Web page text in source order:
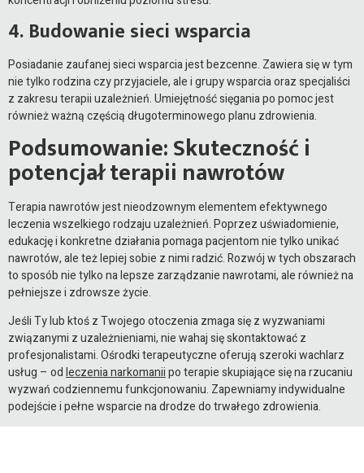
4. Budowanie sieci wsparcia
Posiadanie zaufanej sieci wsparcia jest bezcenne. Zawiera się w tym
nie tylko rodzina czy przyjaciele, ale i grupy wsparcia oraz specjaliści
z zakresu terapii uzależnień. Umiejętność sięgania po pomoc jest
również ważną częścią długoterminowego planu zdrowienia.
Podsumowanie: Skuteczność i
potencjał terapii nawrotów
Terapia nawrotów jest nieodzownym elementem efektywnego
leczenia wszelkiego rodzaju uzależnień. Poprzez uświadomienie,
edukację i konkretne działania pomaga pacjentom nie tylko unikać
nawrotów, ale też lepiej sobie z nimi radzić. Rozwój w tych obszarach
to sposób nie tylko na lepsze zarządzanie nawrotami, ale również na
pełniejsze i zdrowsze życie.
Jeśli Ty lub ktoś z Twojego otoczenia zmaga się z wyzwaniami
związanymi z uzależnieniami, nie wahaj się skontaktować z
profesjonalistami. Ośrodki terapeutyczne oferują szeroki wachlarz
usług – odleczenia narkomaniipo terapie skupiające się na rzucaniu
wyzwań codziennemu funkcjonowaniu. Zapewniamy indywidualne
podejście i pełne wsparcie na drodze do trwałego zdrowienia.